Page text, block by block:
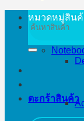
ค้นหา:
ตะกร้าสินค้า
หมวดหมู่สินค้